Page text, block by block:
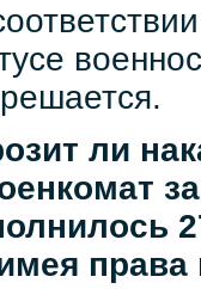
ли
права